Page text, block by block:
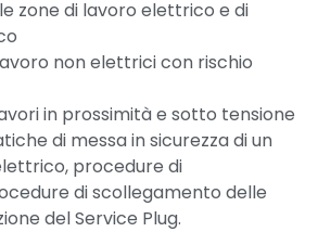
zone di lavoro elettrico e di
non elettrici con rischio
in prossimità e sotto tensione
di messa in sicurezza di un
procedure di
di scollegamento delle
del Service Plug.